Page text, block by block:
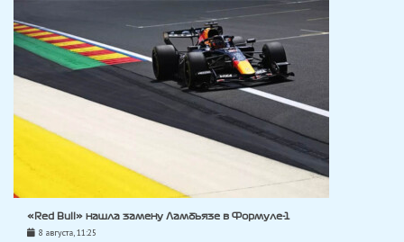
«Red Bull» нашла замену Ламбьязе в Формуле-1
8 августа, 11:25